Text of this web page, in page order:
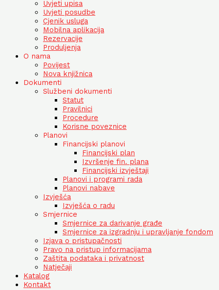
Uvjeti upisa
Uvjeti posudbe
Cjenik usluga
Mobilna aplikacija
Rezervacije
Produljenja
O nama
Povijest
Nova knjižnica
Dokumenti
Službeni dokumenti
Statut
Pravilnici
Procedure
Korisne poveznice
Planovi
Financijski planovi
Financijski plan
Izvršenje fin. plana
Financijski izvještaji
Planovi i programi rada
Planovi nabave
Izvješća
Izvješća o radu
Smjernice
Smjernice za darivanje građe
Smjernice za izgradnju i upravljanje fondom
Izjava o pristupačnosti
Pravo na pristup informacijama
Zaštita podataka i privatnost
Natječaji
Katalog
Kontakt